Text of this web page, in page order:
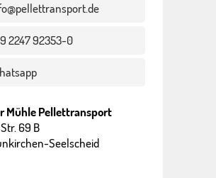
2247 92353-0
Mühle Pellettransport
69 B
Seelscheid